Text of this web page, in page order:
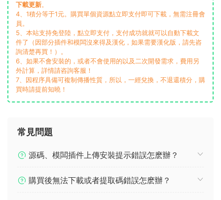
下載更新。
4、1積分等于1元。購買單個資源點立即支付即可下載，無需注冊會
員。
5、本站支持免登陸，點立即支付，支付成功就就可以自動下載文
件了（因部分插件和模闆沒來得及漢化，如果需要漢化版，請先咨
詢清楚再買！）。
6、如果不會安裝的，或者不會使用的以及二次開發需求，費用另
外計算，詳情請咨詢客服！
7、因程序具備可複制傳播性質，所以，一經兌換，不退還積分，購
買時請提前知曉！
常見問題
源碼、模闆插件上傳安裝提示錯誤怎麽辦？
購買後無法下載或者提取碼錯誤怎麽辦？